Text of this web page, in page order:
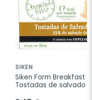
SIKEN
Siken Form Breakfast
Tostadas de salvado